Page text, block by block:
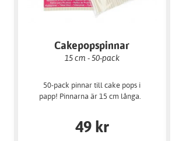
Cakepopspinnar
15 cm - 50-pack
50-pack pinnar till cake pops i
papp! Pinnarna är 15 cm långa.
49 kr